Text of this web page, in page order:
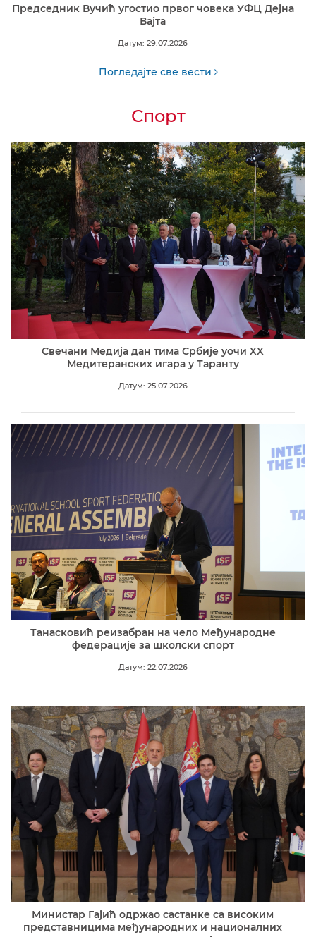
Председник Вучић угостио првог човека УФЦ Дејна
Вајта
Датум: 29.07.2026
Погледајте све вести
Спорт
Свечани Медија дан тима Србије уочи XX
Медитеранских игара у Таранту
Датум: 25.07.2026
Танасковић реизабран на чело Међународне
федерације за школски спорт
Датум: 22.07.2026
Министар Гајић одржао састанке са високим
представницима међународних и националних